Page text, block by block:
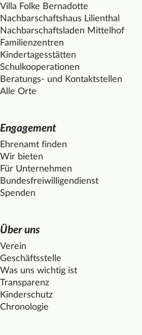
Villa Folke Bernadotte
Nachbarschaftshaus Lilienthal
Nachbarschaftsladen Mittelhof
Familienzentren
Kindertagesstätten
Schulkooperationen
Beratungs- und Kontaktstellen
Alle Orte
Engagement
Ehrenamt finden
Wir bieten
Für Unternehmen
Bundesfreiwilligendienst
Spenden
Über uns
Verein
Geschäftsstelle
Was uns wichtig ist
Transparenz
Kinderschutz
Chronologie